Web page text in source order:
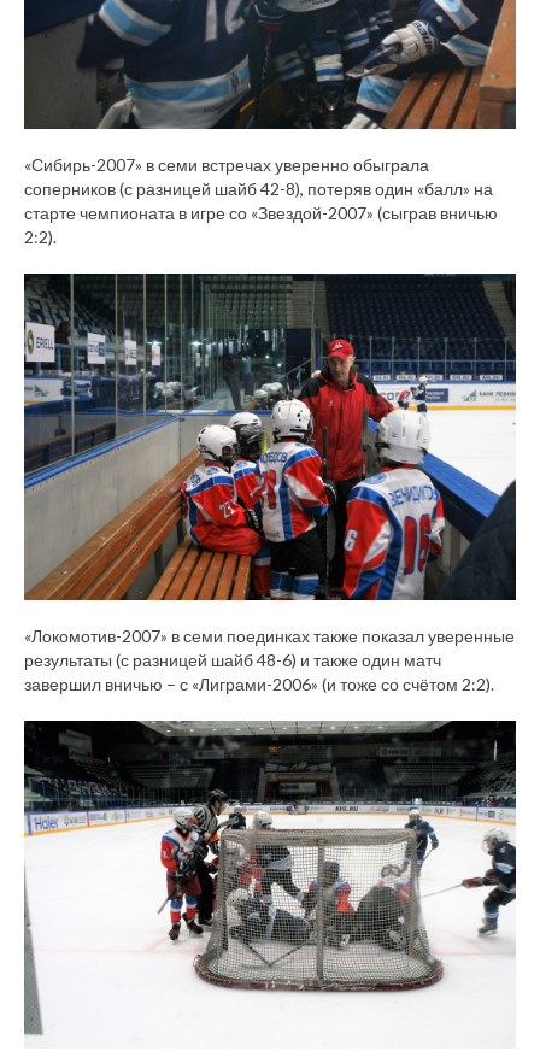
«Сибирь-2007» в семи встречах уверенно обыграла
соперников (с разницей шайб 42-8), потеряв один «балл» на
старте чемпионата в игре со «Звездой-2007» (сыграв вничью
2:2).
«Локомотив-2007» в семи поединках также показал уверенные
результаты (с разницей шайб 48-6) и также один матч
завершил вничью – с «Лиграми-2006» (и тоже со счётом 2:2).